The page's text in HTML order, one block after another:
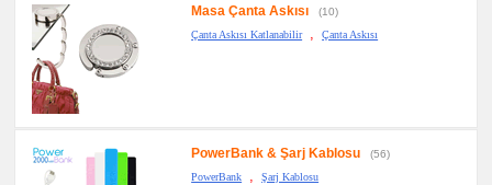
Masa Çanta Askısı
(10)
Çanta Askısı Katlanabilir
, Çanta Askısı
PowerBank & Şarj Kablosu
(56)
PowerBank
, Şarj Kablosu
Bardak
Altlığı
&
Para
Tabağı
promosyon
Evrak
Sekreter
Bloknot